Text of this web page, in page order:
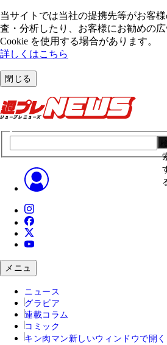
当サイトでは当社の提携先等がお客
査・分析したり、お客様にお勧めの
Cookie を使⽤する場合があります。
詳しくはこちら
閉じる
メニュ
ニュース
グラビア
連載コラム
コミック
キン肉マン 新しいウィンドウで開く